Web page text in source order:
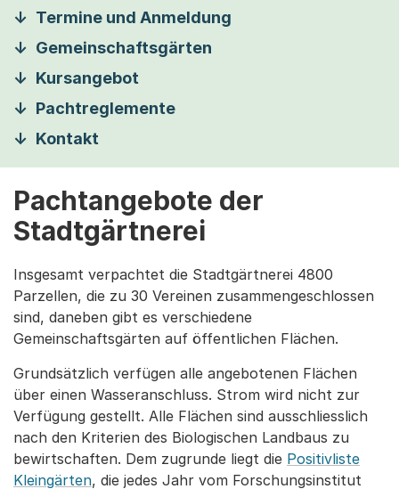
Termine und Anmeldung
Gemeinschaftsgärten
Kursangebot
Pachtreglemente
Kontakt
Pachtangebote der
Stadtgärtnerei
Insgesamt verpachtet die Stadtgärtnerei 4800
Parzellen, die zu 30 Vereinen zusammengeschlossen
sind, daneben gibt es verschiedene
Gemeinschaftsgärten auf öffentlichen Flächen.
Grundsätzlich verfügen alle angebotenen Flächen
über einen Wasseranschluss. Strom wird nicht zur
Verfügung gestellt. Alle Flächen sind ausschliesslich
nach den Kriterien des Biologischen Landbaus zu
bewirtschaften. Dem zugrunde liegt die Positivliste
Kleingärten, die jedes Jahr vom Forschungsinstitut